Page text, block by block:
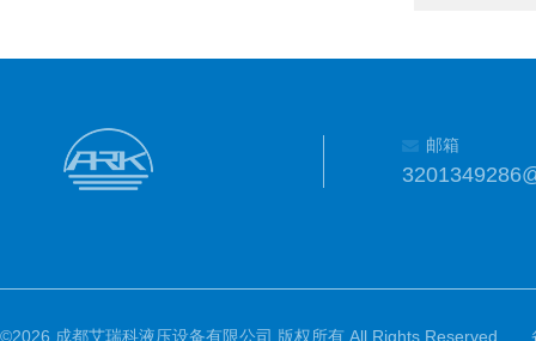
邮箱
©2026 成都艾瑞科液压设备有限公司 版权所有 All Rights Reserved.